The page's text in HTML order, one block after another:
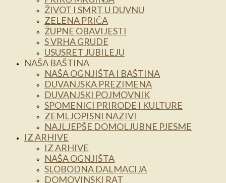
ŽIVOT I SMRT U DUVNU
ZELENA PRIČA
ŽUPNE OBAVIJESTI
S VRHA GRUDE
USUSRET JUBILEJU
NAŠA BAŠTINA
NAŠA OGNJIŠTA I BAŠTINA
DUVANJSKA PREZIMENA
DUVANJSKI POJMOVNIK
SPOMENICI PRIRODE I KULTURE
ZEMLJOPISNI NAZIVI
NAJLJEPŠE DOMOLJUBNE PJESME
IZ ARHIVE
IZ ARHIVE
NAŠA OGNJIŠTA
SLOBODNA DALMACIJA
DOMOVINSKI RAT